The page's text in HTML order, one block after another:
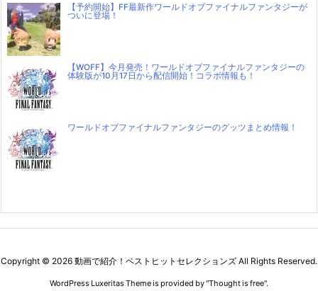
【予約開始】FF最新作ワールドオブファイナルファンタジーが
ついに登場！
【WOFF】今月発売！ワールドオブファイナルファンタジーの
体験版が10月17日から配信開始！コラボ情報も！
ワールドオブファイナルファンタジーのグッツまとめ情報！
Copyright © 2026 動画で紹介！ベストヒットセレクションズ All Rights Reserved.
WordPress Luxeritas Theme is provided by "Thought is free".